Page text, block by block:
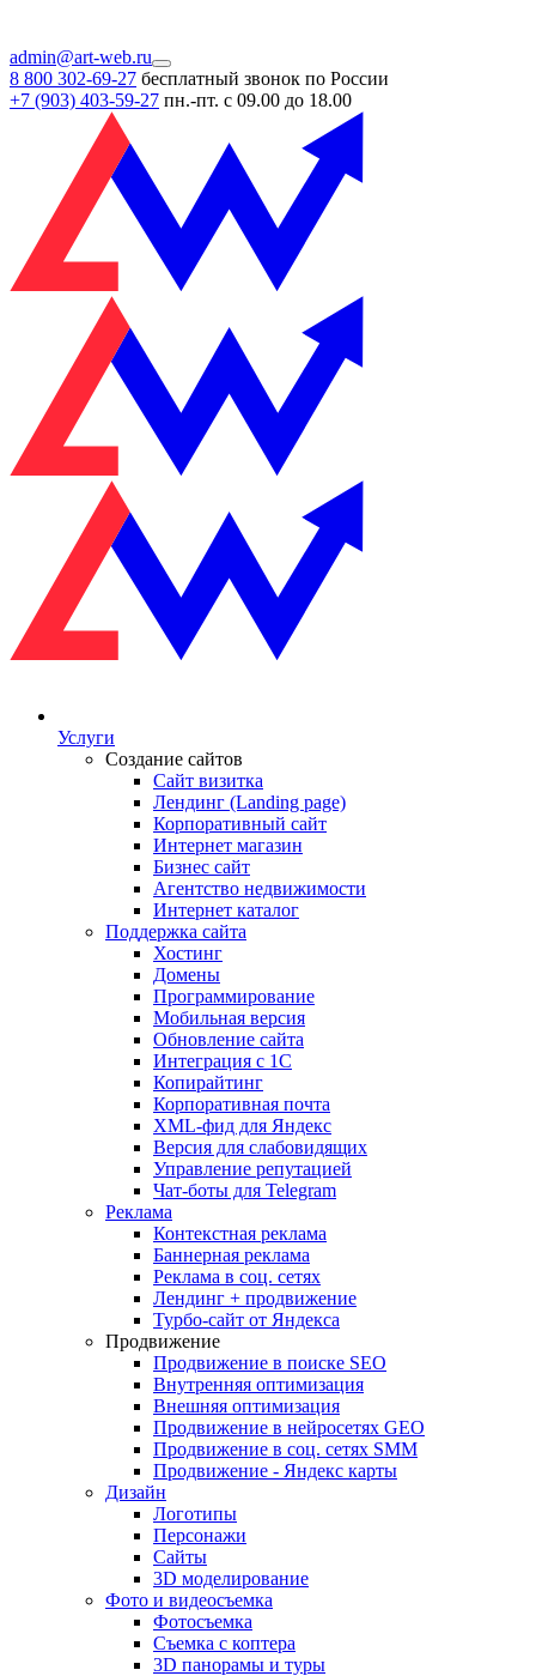
admin@art-web.ru
8 800 302-69-27 бесплатный звонок по России
+7 (903) 403-59-27 пн.-пт. с 09.00 до 18.00
Услуги
Создание сайтов
Сайт визитка
Лендинг (Landing page)
Корпоративный сайт
Интернет магазин
Бизнес сайт
Агентство недвижимости
Интернет каталог
Поддержка сайта
Хостинг
Домены
Программирование
Мобильная версия
Обновление сайта
Интеграция с 1С
Копирайтинг
Корпоративная почта
XML-фид для Яндекс
Версия для слабовидящих
Управление репутацией
Чат-боты для Telegram
Реклама
Контекстная реклама
Баннерная реклама
Реклама в соц. сетях
Лендинг + продвижение
Турбо-сайт от Яндекса
Продвижение
Продвижение в поиске SEO
Внутренняя оптимизация
Внешняя оптимизация
Продвижение в нейросетях GEO
Продвижение в соц. сетях SMM
Продвижение - Яндекс карты
Дизайн
Логотипы
Персонажи
Сайты
3D моделирование
Фото и видеосъемка
Фотосъемка
Съемка с коптера
3D панорамы и туры